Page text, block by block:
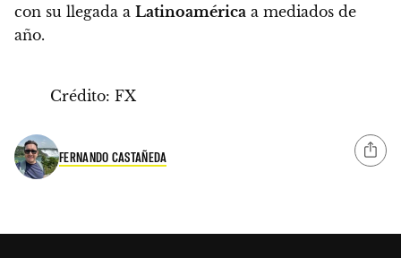
con su llegada a Latinoamérica a mediados de
año.
Crédito: FX
FERNANDO CASTAÑEDA